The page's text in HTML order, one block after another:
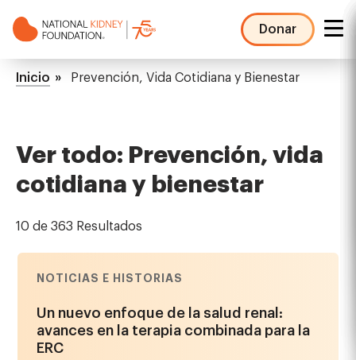
Donar
NKF
Mega
Ruta
Inicio Prevención, Vida Cotidiana y Bienestar
Ver todo: Prevención, vida
cotidiana y bienestar
10 de 363 Resultados
NOTICIAS E HISTORIAS
Un nuevo enfoque de la salud renal:
avances en la terapia combinada para la
ERC